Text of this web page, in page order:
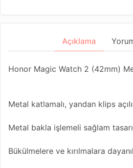
Açıklama
Honor Magic Watch 2 (42mm)
Metal katlamalı, yandan klips
Metal bakla işlemeli sağlam
Bükülmelere ve kırılmalara